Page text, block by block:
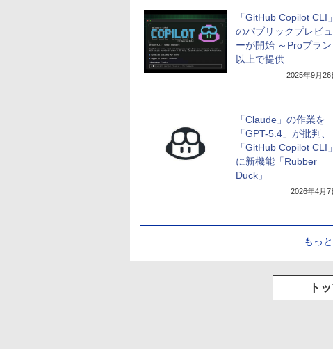
「GitHub Copilot CLI」
のパブリックプレビュ
ーが開始 ～Proプラン
以上で提供
2025年9月26
「Claude」の作業を
「GPT-5.4」が批判、
「GitHub Copilot CLI」
に新機能「Rubber
Duck」
2026年4月7
もっ
ト